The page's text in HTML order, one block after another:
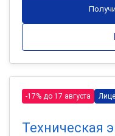
-17% до 17 августа
Техническая